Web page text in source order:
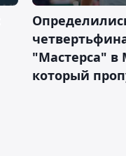
"Мастерса" в
который